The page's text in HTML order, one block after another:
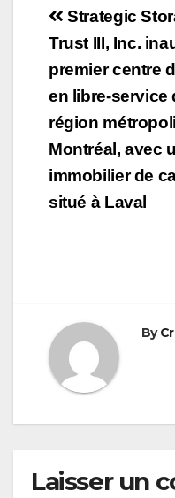
de
l’article
Strategic
Trust III, Inc.
premier centre
en libre-service
région
Montréal, avec
immobilier de
situé à Laval
By
Laisser un